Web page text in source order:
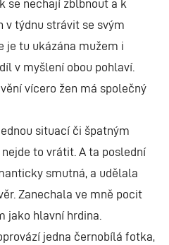
v týdnu strávit se svým
je tu ukázána mužem i
v myšlení obou pohlaví.
vícero žen má společný
situací či špatným
to vrátit. A ta poslední
smutná, a udělala
Zanechala ve mně pocit
jako hlavní hrdina.
jedna černobílá fotka,